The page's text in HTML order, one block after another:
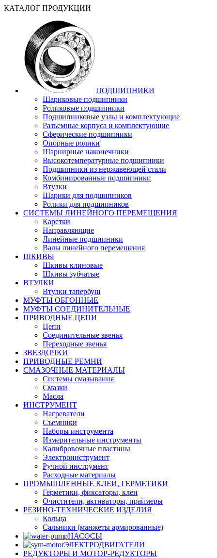
КАТАЛОГ ПРОДУКЦИИ
ПОДШИПНИКИ
Шариковые подшипники
Роликовые подшипники
Подшипниковые узлы и комплектующие
Разъемные корпуса и комплектующие
Сферические подшипники
Опорные ролики
Шарнирные наконечники
Высокотемпературные подшипники
Подшипники из нержавеющей стали
Комбинированные подшипники
Втулки
Шарики для подшипников
Ролики для подшипников
СИСТЕМЫ ЛИНЕЙНОГО ПЕРЕМЕЩЕНИЯ
Каретки
Направляющие
Линейные подшипники
Валы линейного перемещения
ШКИВЫ
Шкивы клиновые
Шкивы зубчатые
ВТУЛКИ
Втулки тапербуш
МУФТЫ ОБГОННЫЕ
МУФТЫ СОЕДИНИТЕЛЬНЫЕ
ПРИВОДНЫЕ ЦЕПИ
Цепи
Соединительные звенья
Переходные звенья
ЗВЕЗДОЧКИ
ПРИВОДНЫЕ РЕМНИ
СМАЗОЧНЫЕ МАТЕРИАЛЫ
Системы смазывания
Смазки
Масла
ИНСТРУМЕНТ
Нагреватели
Съемники
Наборы инструмента
Измерительные инструменты
Калибровочные пластины
Электроинструмент
Ручной инструмент
Расходные материалы
ПРОМЫШЛЕННЫЕ КЛЕИ, ГЕРМЕТИКИ
Герметики, фиксаторы, клеи
Очистители, активаторы, праймеры
РЕЗИНО-ТЕХНИЧЕСКИЕ ИЗДЕЛИЯ
Кольца
Сальники (манжеты армированные)
НАСОСЫ
ЭЛЕКТРОДВИГАТЕЛИ
РЕДУКТОРЫ И МОТОР-РЕДУКТОРЫ